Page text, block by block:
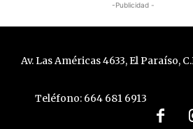
-Publicidad -
Av. Las Américas 4633, El Paraíso,
Teléfono: 664 681 6913